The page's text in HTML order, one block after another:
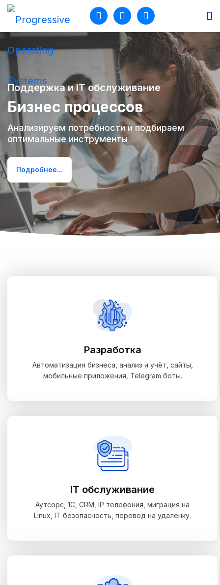
Разработка
Услуги
Кейсы
О нас
Блог
Поддержка и IT обслуживание
Бизнес процессов
Анализируем потребности и подбираем
оптимальные инструменты
Подробнее...
Разработка
Автоматизация бизнеса, анализ и учёт, сайты,
мобильные приложения, Telegram боты.
IT обслуживание
Аутсорс, 1С, CRM, IP телефония, миграция на
Linux, IT безопасность, перевод на удаленку.